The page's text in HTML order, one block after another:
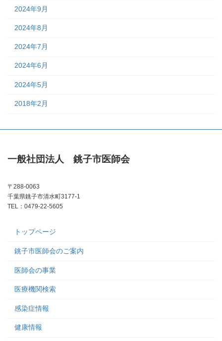
2024年9月
2024年8月
2024年7月
2024年6月
2024年5月
2018年2月
一般社団法人 銚子市医師会
〒288-0063
千葉県銚子市清水町3177-1
TEL：0479-22-5605
トップページ
銚子市医師会のご案内
医師会の事業
医療機関検索
感染症情報
健康情報